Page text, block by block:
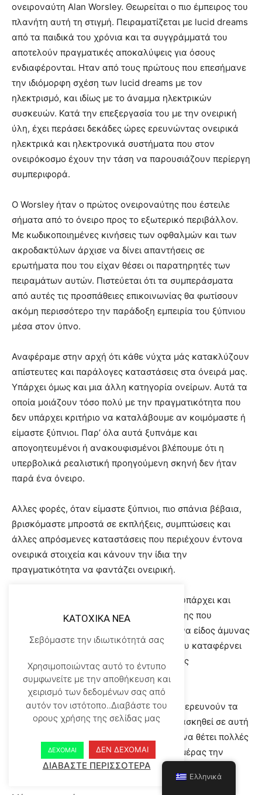
ονειροναύτη Alan Worsley. Θεωρείται ο πιο έμπειρος του
πλανήτη αυτή τη στιγμή. Πειραματίζεται με lucid dreams
από τα παιδικά του χρόνια και τα συγγράμματά του
αποτελούν πραγματικές αποκαλύψεις για όσους
ενδιαφέρονται. Ηταν από τους πρώτους που επεσήμανε
την ιδιόμορφη σχέση των lucid dreams με τον
ηλεκτρισμό, και ιδίως με το άναμμα ηλεκτρικών
συσκευών. Κατά την επεξεργασία του με την ονειρική
ύλη, έχει περάσει δεκάδες ώρες ερευνώντας ονειρικά
ηλεκτρικά και ηλεκτρονικά συστήματα που στον
ονειρόκοσμο έχουν την τάση να παρουσιάζουν περίεργη
συμπεριφορά.
Ο Worsley ήταν ο πρώτος ονειροναύτης που έστειλε
σήματα από το όνειρο προς το εξωτερικό περιβάλλον.
Με κωδικοποιημένες κινήσεις των οφθαλμών και των
ακροδακτύλων άρχισε να δίνει απαντήσεις σε
ερωτήματα που του είχαν θέσει οι παρατηρητές των
πειραμάτων αυτών. Πιστεύεται ότι τα συμπεράσματα
από αυτές τις προσπάθειες επικοινωνίας θα φωτίσουν
ακόμη περισσότερο την παράδοξη εμπειρία του ξύπνιου
μέσα στον ύπνο.
Αναφέραμε στην αρχή ότι κάθε νύχτα μάς κατακλύζουν
απίστευτες και παράλογες καταστάσεις στα όνειρά μας.
Υπάρχει όμως και μια άλλη κατηγορία ονείρων. Αυτά τα
οποία μοιάζουν τόσο πολύ με την πραγματικότητα που
δεν υπάρχει κριτήριο να καταλάβουμε αν κοιμόμαστε ή
είμαστε ξύπνιοι. Παρ’ όλα αυτά ξυπνάμε και
απογοητευμένοι ή ανακουφισμένοι βλέπουμε ότι η
υπερβολικά ρεαλιστική προηγούμενη σκηνή δεν ήταν
παρά ένα όνειρο.
Αλλες φορές, όταν είμαστε ξύπνιοι, πιο σπάνια βέβαια,
βρισκόμαστε μπροστά σε εκπλήξεις, συμπτώσεις και
άλλες απρόσμενες καταστάσεις που περιέχουν έντονα
ονειρικά στοιχεία και κάνουν την ίδια την
πραγματικότητα να φαντάζει ονειρική.
Εξάλλου, όπως έχουν δείξει οι έρευνες, υπάρχει και
ένας μηχανισμός της ονειρικής συνείδησης που
ονομάζουν «ψεύτικη αφύπνιση». Είναι ένα είδος άμυνας
ενάντια στην ονειρική συνειδητότητα, που καταφέρνει
να ξεγελάει ακόμη και τους πιο έμπειρους
ονειροναύτες.
Καλό είναι λοιπόν, συμφωνούν όλοι όσοι ερευνούν τα
συνειδητά όνειρα, αν θέλει κανείς να εξασκηθεί σε αυτή
την τέχνη, να καλλιεργήσει τη συνήθεια να θέτει πολλές
φορές κατά τη διάρκεια ακόμη και της ημέρας την
«ερώτηση κρίσεως»:
KATOXIKA NEA
Σεβόμαστε την ιδιωτικότητά σας
Χρησιμοποιώντας αυτό το έντυπο
συμφωνείτε με την αποθήκευση και
χειρισμό των δεδομένων σας από
αυτόν τον ιστότοπο..Διαβάστε του
ορους χρήσης της σελίδας μας
ΔΕΧΟΜΑΙ ΔΕΝ ΔΕΧΟΜΑΙ
ΔΙΑΒΑΣΤΕ ΠΕΡΙΣΣΟΤΕΡΑ
Ελληνικά